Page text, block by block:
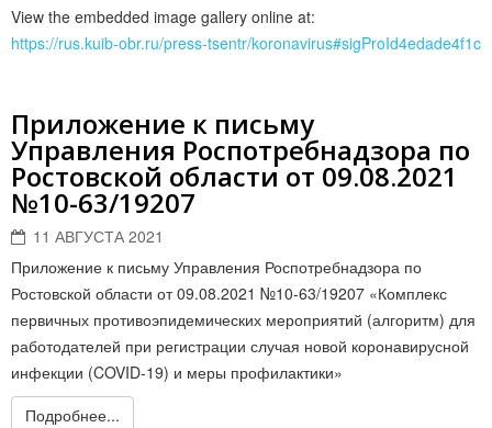
View the embedded image gallery online at:
https://rus.kuib-obr.ru/press-tsentr/koronavirus#sigProId4edade4f1c
Приложение к письму
Управления Роспотребнадзора по
Ростовской области от 09.08.2021
№10-63/19207
11 АВГУСТА 2021
Приложение к письму Управления Роспотребнадзора по
Ростовской области от 09.08.2021 №10-63/19207 «Комплекс
первичных противоэпидемических мероприятий (алгоритм) для
работодателей при регистрации случая новой коронавирусной
инфекции (COVID-19) и меры профилактики»
Подробнее...